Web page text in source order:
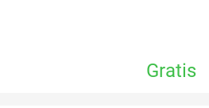
Gratis